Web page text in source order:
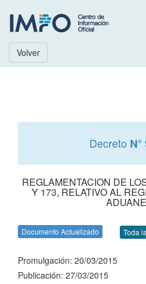
Volver
Decreto
REGLAMENTACION DE
Y 173, RELATIVO AL
Documento Actualizado Toda
Promulgación: 20/03/2015
Publicación: 27/03/2015